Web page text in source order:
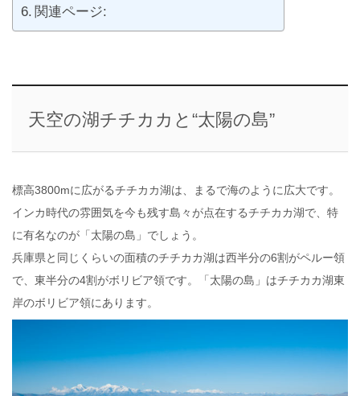
関連ページ:
天空の湖チチカカと“太陽の島”
標高3800mに広がるチチカカ湖は、まるで海のように広大です。
インカ時代の雰囲気を今も残す島々が点在するチチカカ湖で、特
に有名なのが「太陽の島」でしょう。
兵庫県と同じくらいの面積のチチカカ湖は西半分の6割がペルー領
で、東半分の4割がボリビア領です。「太陽の島」はチチカカ湖東
岸のボリビア領にあります。